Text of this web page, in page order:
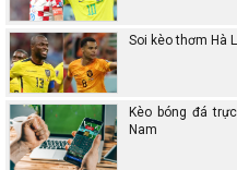
Soi kèo thơm Hà
Kèo bóng đá
Nam